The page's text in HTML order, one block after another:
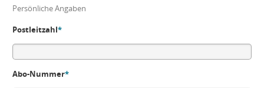
Persönliche Angaben
Postleitzahl*
Abo-Nummer*